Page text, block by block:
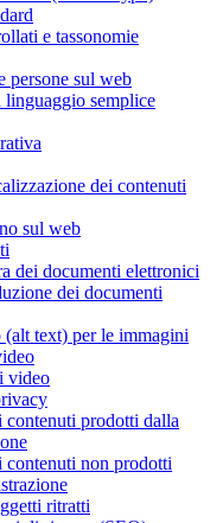
e tassonomie
persone sul web
semplice
dei contenuti
sul web
dei documenti elettronici
dei documenti
text) per le immagini
video
prodotti dalla
non prodotti
ritratti